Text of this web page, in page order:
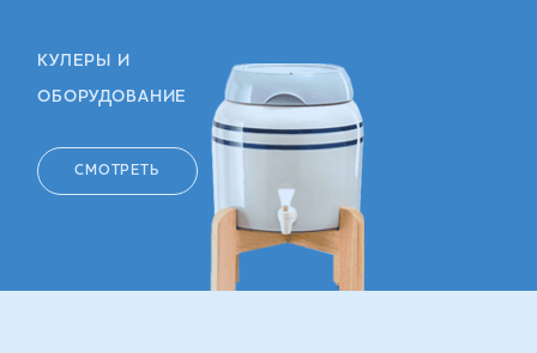
КУЛЕРЫ И
ОБОРУДОВАНИЕ
СМОТРЕТЬ